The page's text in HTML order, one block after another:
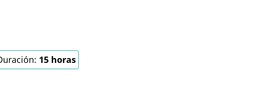
15 horas